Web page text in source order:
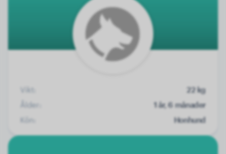
Vikt:
22 kg
Ålder:
1 år, 6 månader
Kön:
Honhund